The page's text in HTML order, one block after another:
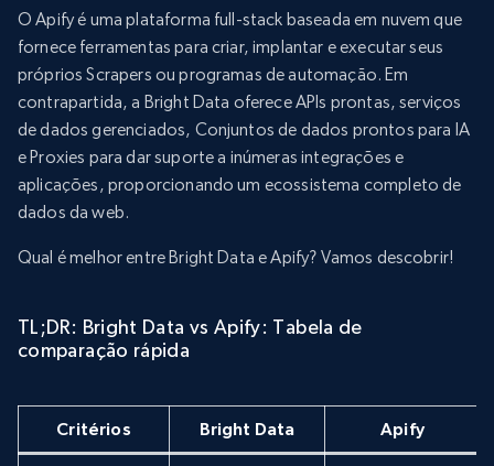
O Apify é uma plataforma full-stack baseada em nuvem que
fornece ferramentas para criar, implantar e executar seus
próprios Scrapers ou programas de automação. Em
contrapartida, a Bright Data oferece APIs prontas, serviços
de dados gerenciados, Conjuntos de dados prontos para IA
e Proxies para dar suporte a inúmeras integrações e
aplicações, proporcionando um ecossistema completo de
dados da web.
Qual é melhor entre Bright Data e Apify? Vamos descobrir!
TL;DR: Bright Data vs Apify: Tabela de
comparação rápida
Critérios Bright Data Apify